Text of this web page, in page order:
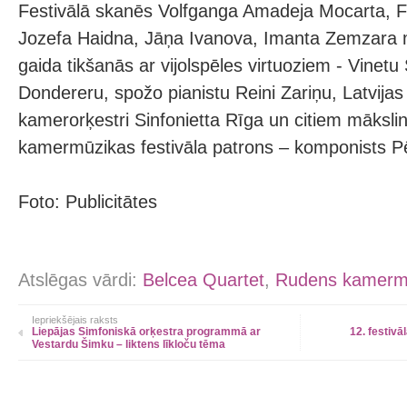
Festivālā skanēs Volfganga Amadeja Mocarta,
Jozefa Haidna, Jāņa Ivanova, Imanta Zemzara
gaida tikšanās ar vijolspēles virtuoziem - Vinetu
Dondereru, spožo pianistu Reini Zariņu,
kamerorķestri Sinfonietta Rīga un citiem
kamermūzikas festivāla patrons – komponists
Foto: Publicitātes
Atslēgas vārdi: Belcea Quartet, Rudens
Iepriekšējais raksts
Liepājas Simfoniskā orķestra programmā ar
Vestardu Šimku – liktens līkloču tēma
12.